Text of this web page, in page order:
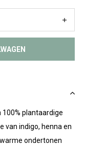
100% plantaardige
van indigo, henna en
ondertonen